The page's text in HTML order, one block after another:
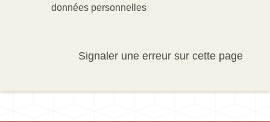
données personnelles
Signaler une erreur sur cette page